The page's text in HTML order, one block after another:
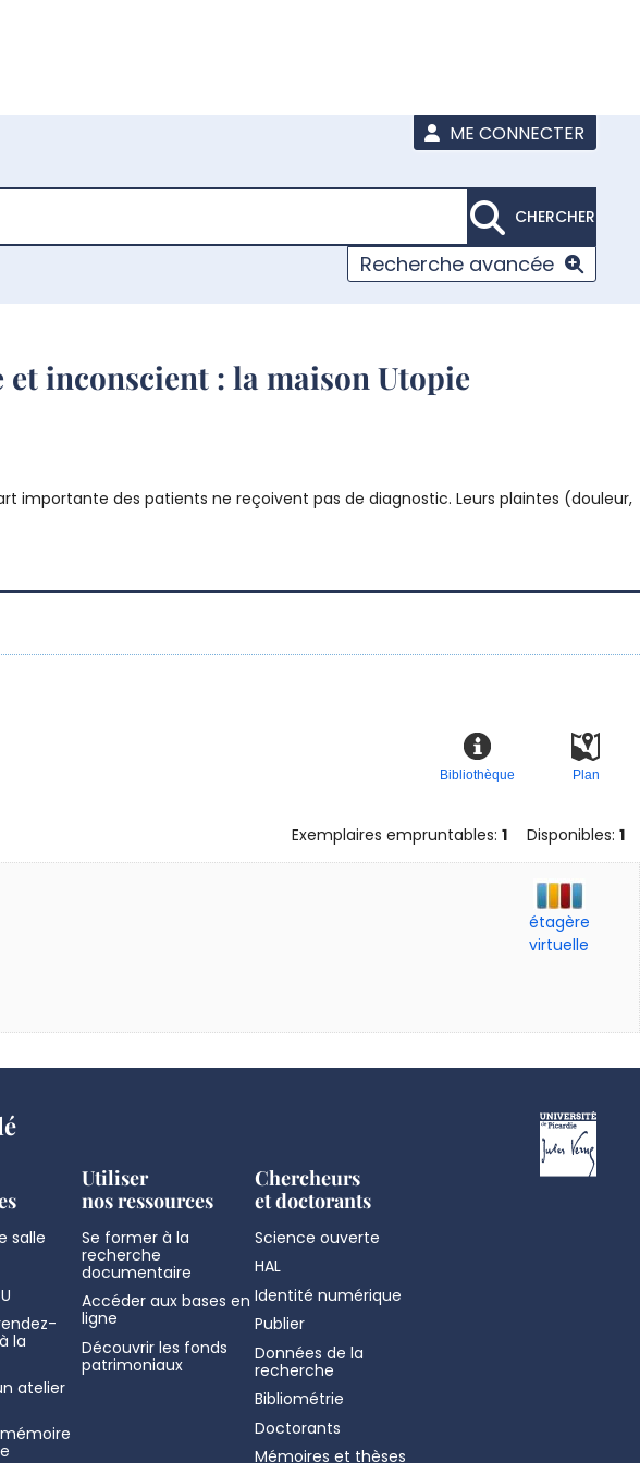
ME CONNECTER
CHERCHER
Recherche avancée
inconscient : la maison Utopie
importante des patients ne reçoivent pas de diagnostic. Leurs plaintes (douleur,
Plan
Bibliothèque
Exemplaires empruntables: 1 Disponibles: 1
étagère
virtuelle
salle
la
atelier
Utiliser
nos ressources
Se former à la
recherche
documentaire
Accéder aux bases en
ligne
Découvrir les fonds
patrimoniaux
Chercheurs
et doctorants
Science ouverte
HAL
Identité numérique
Publier
Données de la
recherche
Bibliométrie
Doctorants
Mémoires et thèses